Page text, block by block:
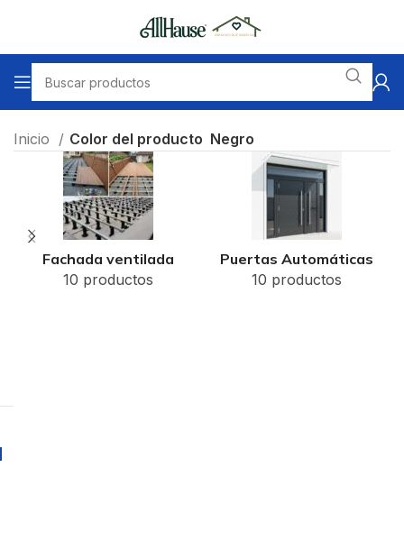
Inicio Color del producto Negro
Fachada ventilada
10 productos
Puertas Automáticas
10 productos